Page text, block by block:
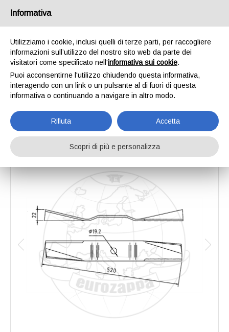
Home Catalogo Lame per tosatrici da prato Lama rasaerba
Lama rasaerba
Informativa
Utilizziamo i cookie, inclusi quelli di terze parti, per raccogliere
informazioni sull’utilizzo del nostro sito web da parte dei
visitatori come specificato nell'informativa sui cookie.
Puoi acconsentirne l'utilizzo chiudendo questa informativa,
interagendo con un link o un pulsante al di fuori di questa
informativa o continuando a navigare in altro modo.
Rifiuta Accetta
Scopri di più e personalizza